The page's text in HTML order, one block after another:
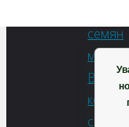
семян
Все
семена